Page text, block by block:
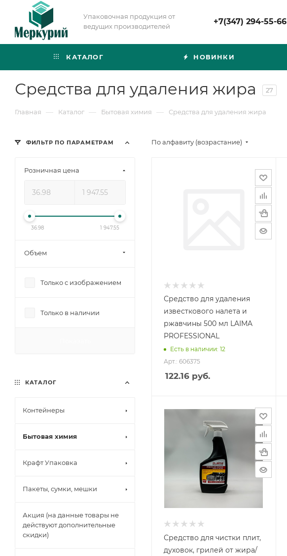
Упаковочная продукция от
ведущих производителей
+7(347) 294-55-66
КАТАЛОГ НОВИНКИ
Средства для удаления жира 27
Главная — Каталог — Бытовая химия — Средства для удаления жира
По алфавиту (возрастание)
Средство для удаления
известкового налета и
ржавчины 500 мл LAIMA
PROFESSIONAL
Есть в наличии: 12
Арт.: 606375
122.16 руб.
Средство для чистки плит,
духовок, грилей от жира/
ФИЛЬТР ПО ПАРАМЕТРАМ
Розничная цена
36.98 1 947.55
Объем
Только с изображением
Только в наличии
КАТАЛОГ
Контейнеры
Бытовая химия
Крафт Упаковка
Пакеты, сумки, мешки
Акция (на данные товары не
действуют дополнительные
скидки)